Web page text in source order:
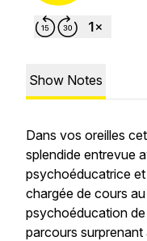
Show Notes
Dans vos oreilles
splendide entrevue
psychoéducatrice
chargée de cours
psychoéducation
parcours